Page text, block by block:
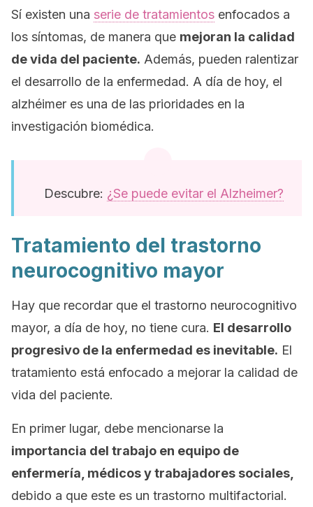
Sí existen una serie de tratamientos enfocados a
los síntomas, de manera que mejoran la calidad
de vida del paciente. Además, pueden ralentizar
el desarrollo de la enfermedad. A día de hoy, el
alzhéimer es una de las prioridades en la
investigación biomédica.
Descubre: ¿Se puede evitar el Alzheimer?
Tratamiento del trastorno
neurocognitivo mayor
Hay que recordar que el trastorno neurocognitivo
mayor, a día de hoy, no tiene cura. El desarrollo
progresivo de la enfermedad es inevitable. El
tratamiento está enfocado a mejorar la calidad de
vida del paciente.
En primer lugar, debe mencionarse la
importancia del trabajo en equipo de
enfermería, médicos y trabajadores sociales,
debido a que este es un trastorno multifactorial.